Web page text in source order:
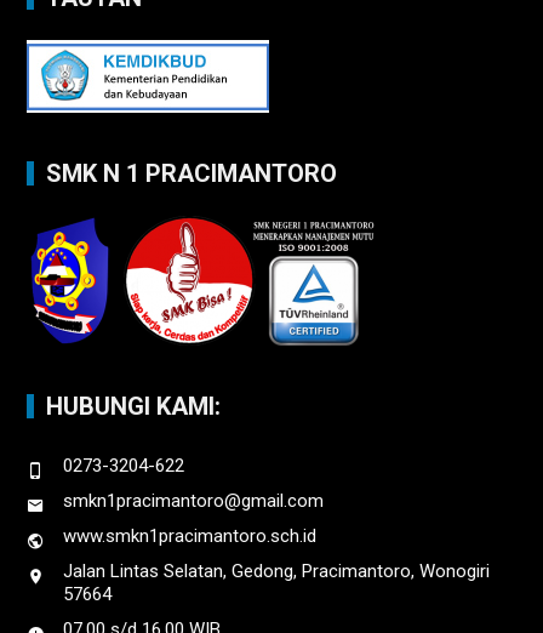
SMK N 1 PRACIMANTORO
HUBUNGI KAMI:
0273-3204-622
smkn1pracimantoro@gmail.com
www.smkn1pracimantoro.sch.id
Jalan Lintas Selatan, Gedong, Pracimantoro, Wonogiri
57664